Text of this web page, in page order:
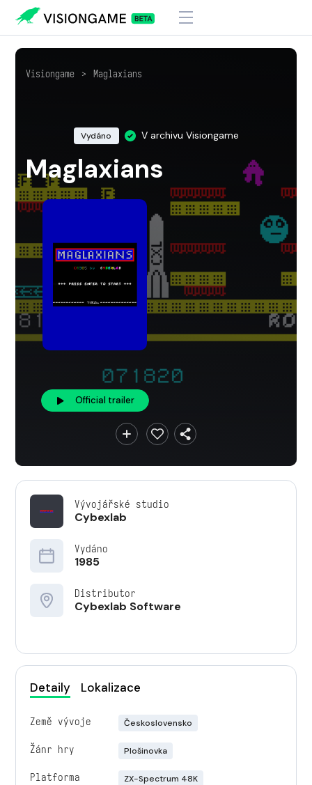
Visiongame > Maglaxians
Vydáno V archivu Visiongame
Maglaxians
Official trailer
Vývojářské studio
Cybexlab
Vydáno
1985
Distributor
Cybexlab Software
Detaily Lokalizace
Země vývoje Československo
Žánr hry Plošinovka
Platforma ZX-Spectrum 48K